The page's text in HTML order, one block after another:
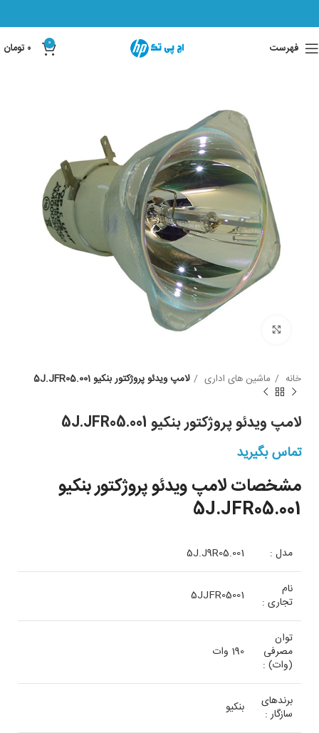
فهرست 0 ۰ تومان
خانه ماشین های اداری لامپ ویدئو پروژکتور بنکیو 5J.JFR05.001
لامپ ویدئو پروژکتور بنکیو 5J.JFR05.001
تماس بگیرید
مشخصات لامپ ویدئو پروژکتور بنکیو
5J.JFR05.001
مدل : 5J.J9R05.001
نام
تجاری : 5JJFR05001
توان
مصرفی
(وات) :
190 وات
برندهای
سازگار : بنکیو